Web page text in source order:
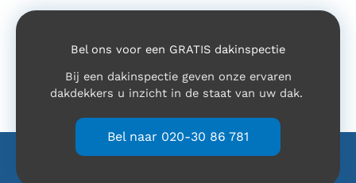
Bel ons voor een GRATIS dakinspectie
Bij een dakinspectie geven onze ervaren
dakdekkers u inzicht in de staat van uw dak.
Bel naar 020-30 86 781